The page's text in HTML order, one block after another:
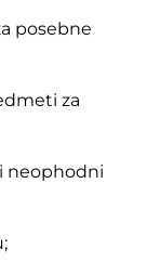
posebne
za
neophodni